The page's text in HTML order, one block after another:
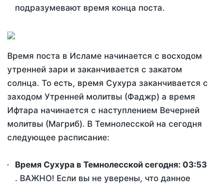
подразумевают время конца поста.
Время поста в Исламе начинается с восходом
утренней зари и заканчивается с закатом
солнца. То есть, время Сухура заканчивается с
заходом Утренней молитвы (Фаджр) а время
Ифтара начинается с наступлением Вечерней
молитвы (Магриб). В Темнолесской на сегодня
следующее расписание:
Время Сухура в Темнолесской сегодня: 03:53
. ВАЖНО! Если вы не уверены, что данное